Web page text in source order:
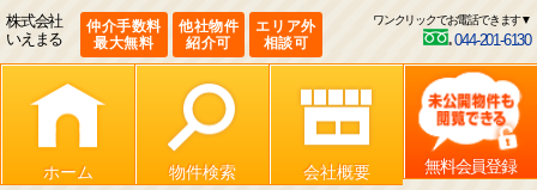
株式会社
いえまる
仲介手数料
最大無料
他社物件
紹介可
エリア外
相談可
ワンクリックでお電話できます▼
044-201-6130
ホーム 物件検索 会社概要
無料会員登録